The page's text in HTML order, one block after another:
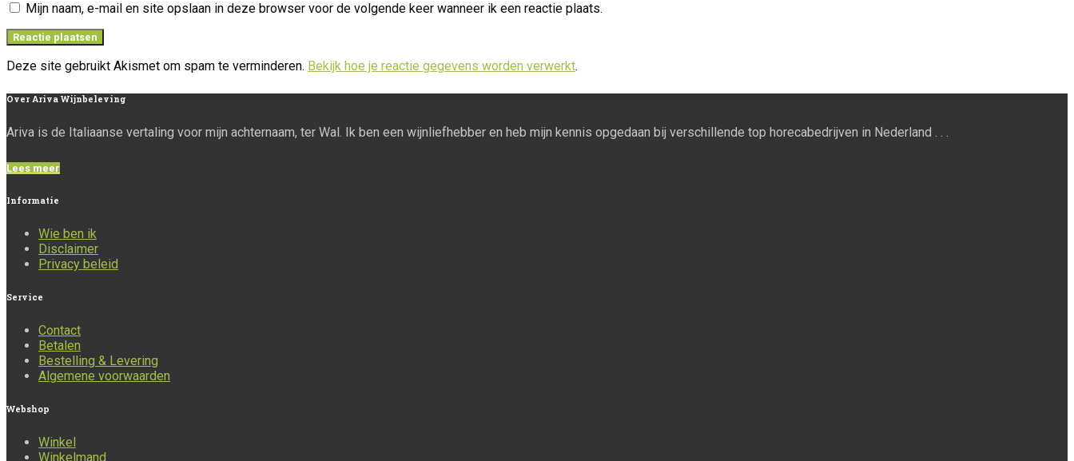
Mijn naam, e-mail en site opslaan in deze browser voor de volgende keer wanneer ik een reactie plaats.
Deze site gebruikt Akismet om spam te verminderen. Bekijk hoe je reactie gegevens worden verwerkt.
Over Ariva Wijnbeleving
Ariva is de Italiaanse vertaling voor mijn achternaam, ter Wal. Ik ben een wijnliefhebber en heb mijn kennis opgedaan bij verschillende top horecabedrijven in Nederland . . .
Lees meer
Informatie
Wie ben ik
Disclaimer
Privacy beleid
Service
Contact
Betalen
Bestelling & Levering
Algemene voorwaarden
Webshop
Winkel
Winkelmand